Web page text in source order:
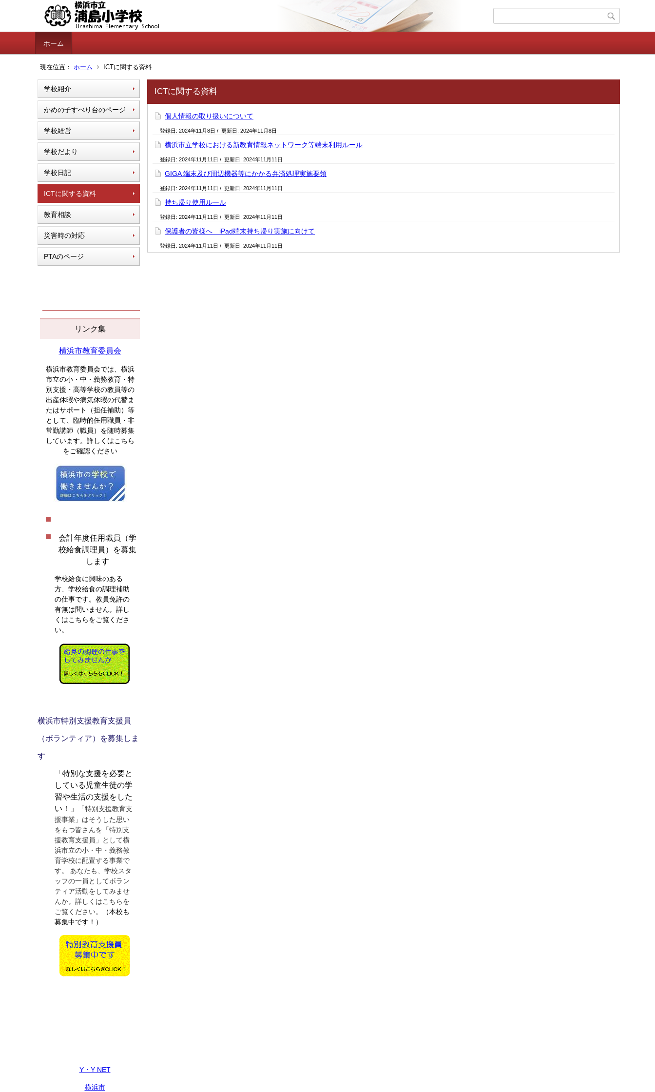
ホーム
現在位置： ホーム ICTに関する資料
学校紹介
かめの子すべり台のページ
学校経営
学校だより
学校日記
ICTに関する資料
教育相談
災害時の対応
PTAのページ
リンク集
横浜市教育委員会
横浜市教育委員会では、横浜
市立の小・中・義務教育・特
別支援・高等学校の教員等の
出産休暇や病気休暇の代替ま
たはサポート（担任補助）等
として、臨時的任用職員・非
常勤講師（職員）を随時募集
しています。詳しくはこちら
をご確認ください
会計年度任用職員（学
校給食調理員）を募集
します
学校給食に興味のある
方、学校給食の調理補助
の仕事です。教員免許の
有無は問いません。詳し
くはこちらをご覧くださ
い。
横浜市特別支援教育支援員
（ボランティア）を募集しま
す
「特別な支援を必要と
している児童生徒の学
習や生活の支援をした
い！」
「特別支援教育支
援事業」はそうした思い
をもつ皆さんを「特別支
援教育支援員」として横
浜市立の小・中・義務教
育学校に配置する事業で
す。 あなたも、学校スタ
ッフの一員としてボラン
ティア活動をしてみませ
んか。詳しくはこちらを
ご覧ください。
（本校も
募集中です！）
Y・Y NET
横浜市
ICTに関する資料
個人情報の取り扱いについて
登録日: 2024年11月8日 / 更新日: 2024年11月8日
横浜市立学校における新教育情報ネットワーク等端末利用ルール
登録日: 2024年11月11日 / 更新日: 2024年11月11日
GIGA 端末及び周辺機器等にかかる弁済処理実施要領
登録日: 2024年11月11日 / 更新日: 2024年11月11日
持ち帰り使用ルール
登録日: 2024年11月11日 / 更新日: 2024年11月11日
保護者の皆様へ iPad端末持ち帰り実施に向けて
登録日: 2024年11月11日 / 更新日: 2024年11月11日